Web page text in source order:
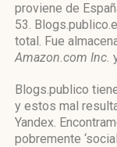
proviene de
53.
total. Fue
Amazon.com Inc.
Blogs.publico
y estos mal
Yandex.
pobremente